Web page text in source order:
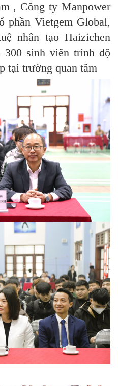
, Công ty Manpower
phần Vietgem Global,
nhân tạo Haizichen
300 sinh viên trình độ
tại trường quan tâm